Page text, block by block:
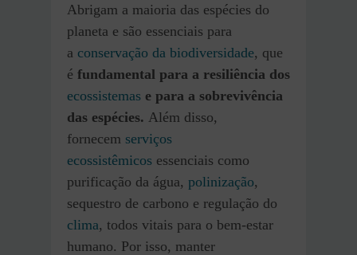
Abrigam a maioria das espécies do
planeta e são essenciais para
a conservação da biodiversidade, que
é fundamental para a resiliência dos
ecossistemas e para a sobrevivência
das espécies. Além disso,
fornecem serviços
ecossistêmicos essenciais como
purificação da água, polinização,
sequestro de carbono e regulação do
clima, todos vitais para o bem-estar
humano. Por isso, manter